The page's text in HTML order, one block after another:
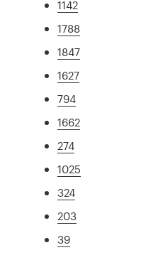
1142
1788
1847
1627
794
1662
274
1025
324
203
39